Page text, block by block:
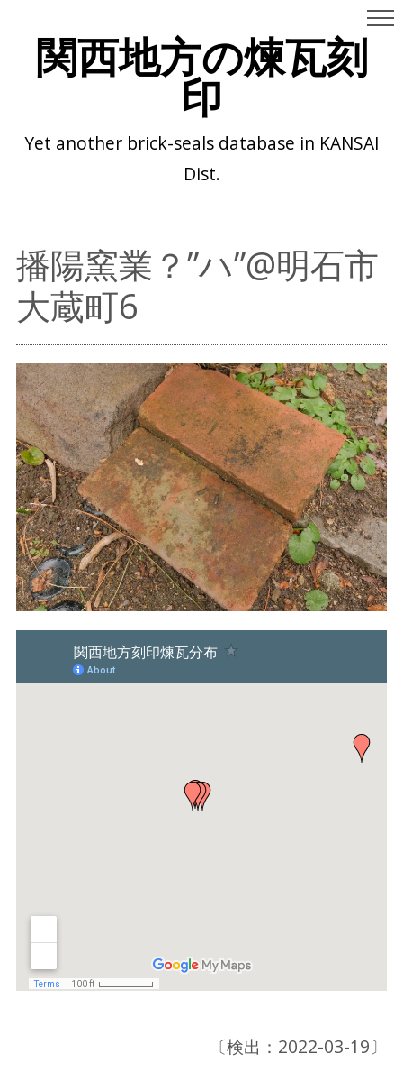
関西地方の煉瓦刻
印
Yet another brick-seals database in KANSAI
Dist.
播陽窯業？”ハ”@明石市
大蔵町6
〔検出：2022-03-19〕